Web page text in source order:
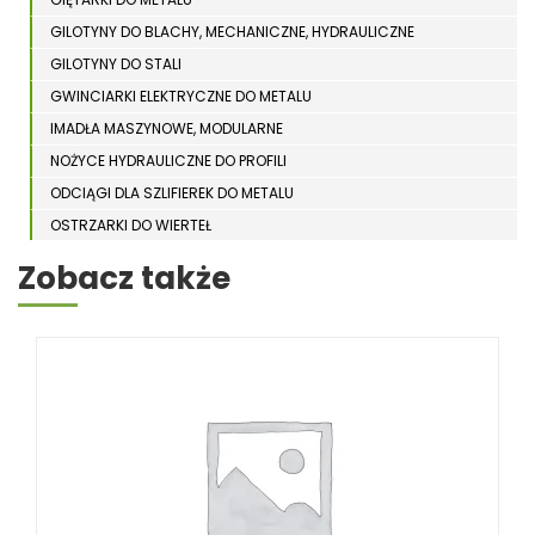
GILOTYNY DO BLACHY, MECHANICZNE, HYDRAULICZNE
GILOTYNY DO STALI
GWINCIARKI ELEKTRYCZNE DO METALU
IMADŁA MASZYNOWE, MODULARNE
NOŻYCE HYDRAULICZNE DO PROFILI
ODCIĄGI DLA SZLIFIEREK DO METALU
OSTRZARKI DO WIERTEŁ
PIŁY TAŚMOWE DO METALU
SZLIFIERKI DO METALU, PŁASZCZYZN
Zobacz także